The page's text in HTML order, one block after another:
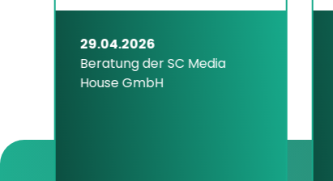
29.04.2026
Beratung der SC Media
House GmbH